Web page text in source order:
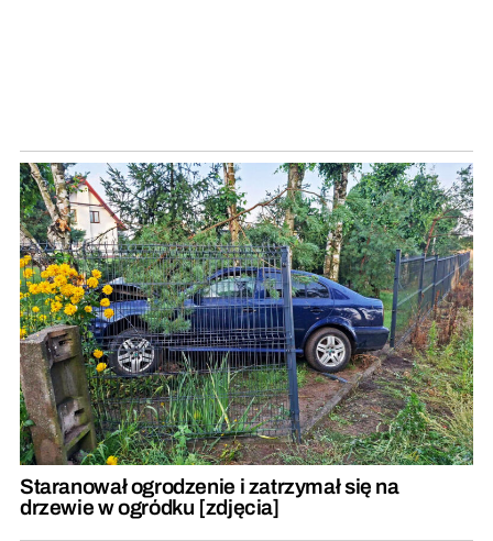
Staranował ogrodzenie i zatrzymał się na
drzewie w ogródku [zdjęcia]